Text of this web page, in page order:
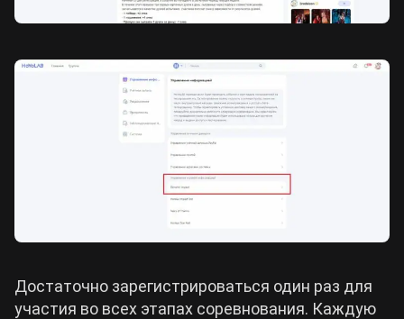
Достаточно зарегистрироваться один раз для
участия во всех этапах соревнования. Каждую